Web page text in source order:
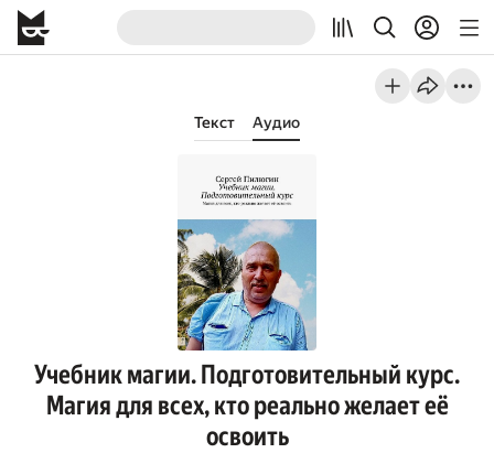
Текст Аудио
Учебник магии. Подготовительный курс.
Магия для всех, кто реально желает её
освоить